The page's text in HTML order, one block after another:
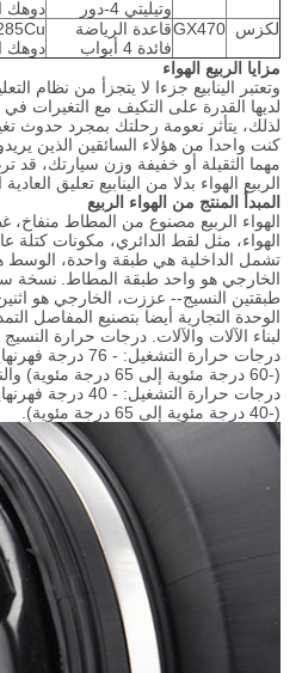
وتيليتي 4-دور
دوهك
لكزس GX470قاعدة الرياضة
فائدة 4 أبواب
دوهك
مزايا الربيع الهواء
وتعتبر الينابيع جزءا لا يتجزأ من نظام
لديها القدرة على التكيف مع التغيرات
لذلك، يتأثر نعومة رحلتك بمجرد حدوث
كنت واحدا من هؤلاء السائقين الذين
مهما الثقيلة أو خفيفة وزن سيارتك،
الربيع الهواء بدلا من الينابيع تعليق
المبدأ المنتج من الهواء الربيع
الهواء الربيع مصنوع من المطاط منفاخ،
الهواء، مثل لقط الدائري، مكونات كتلة
تشمل الداخلية هي طبقة واحدة، الوسط
الخارجي هو واحد طبقة المطاط. نسخة
طبقتين النسيج-- عززت، الخارجي هو
الوحدة التجارية أيضا بتصنيع المفاصل
لبناء الآلات والآلات. درجات حرارة
(-60 درجة مئوية إلى 65
(-40 درجة مئوية إلى 65 درجة مئوية).